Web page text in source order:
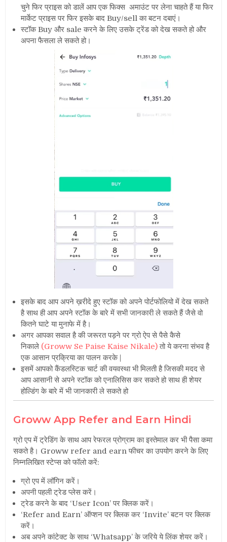
चुने फिर प्राइस को डालें आप एक फिक्स अमाउंट पर लेना चाहते हैं या फिर
मार्केट प्राइस पर फिर इसके बाद Buy/sell का बटन दबाएं।
स्टॉक Buy और sale करने के लिए उसके ट्रेंड को देख सकते हो और
अपना फैसला ले सकते हो।
इसके बाद आप अपने ख़रीदे हुए स्टॉक को अपने पोर्टफोलियो में देख सकते
है साथ ही आप अपने स्टॉक के बारे में सभी जानकारी ले सकते हैं जैसे वो
कितने घाटे या मुनाफे में है।
अगर आपका सवाल है की जरूरत पड़ने पर ग्रो ऐप से पैसे कैसे
निकाले (Groww Se Paise Kaise Nikale)तो ये करना संभव है
एक आसान प्रक्रिया का पालन करके |
इसमें आपको कैंडलस्टिक चार्ट की वयवस्था भी मिलती है जिसकी मदद से
आप आसानी से अपने स्टॉक को एनालिसिस कर सकते हो साथ ही शेयर
होल्डिंग के बारे में भी जानकारी ले सकते हो
Groww App Refer and Earn Hindi
ग्रो एप में ट्रेडिंग के साथ आप रेफरल प्रोग्राम का इस्तेमाल कर भी पैसा कमा
सकते है। Groww refer and earn फीचर का उपयोग करने के लिए
निम्नलिखित स्टेप्स को फॉलो करें:
ग्रो एप में लॉगिन करें ।
अपनी पहली ट्रेड प्लेस करें ।
ट्रेड करने के बाद ‘User Icon’ पर क्लिक करें ।
‘Refer and Earn’ ऑप्शन पर क्लिक कर ‘Invite’ बटन पर क्लिक
करें ।
अब अपने कांटेक्ट के साथ ‘Whatsapp’ के जरिये ये लिंक शेयर करें ।